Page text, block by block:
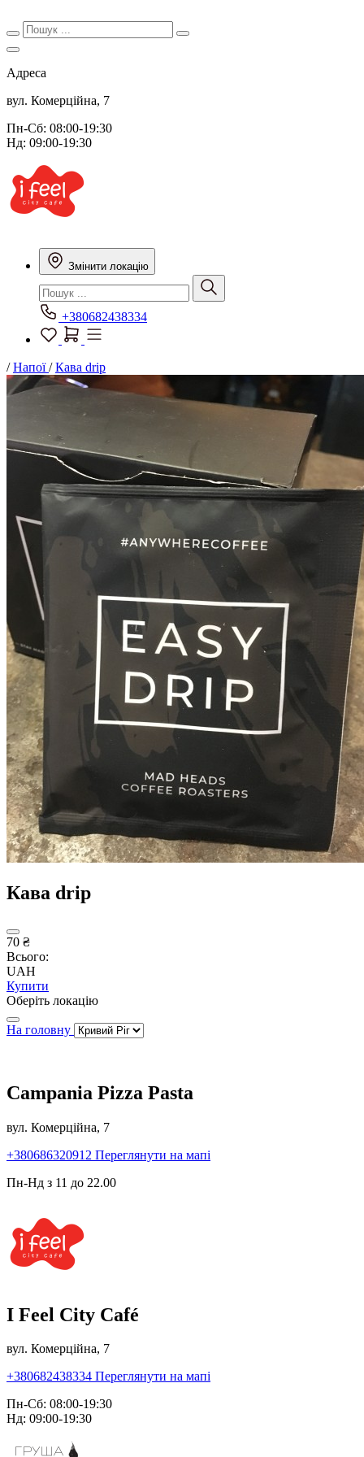
Адреса
вул. Комерційна, 7
Пн-Сб: 08:00-19:30
Нд: 09:00-19:30
Змінити локацію
+380682438334
/Напої/Кава drip
Кава drip
70 ₴
Всього:
UAH
Купити
Оберіть локацію
На головну
Campania Pizza Pasta
вул. Комерційна, 7
+380686320912 Переглянути на мапі
Пн-Нд з 11 до 22.00
I Feel City Café
вул. Комерційна, 7
+380682438334 Переглянути на мапі
Пн-Сб: 08:00-19:30
Нд: 09:00-19:30